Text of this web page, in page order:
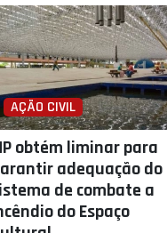
AÇÃO CIVIL
obtém liminar para
adequação do
de combate a
do Espaço